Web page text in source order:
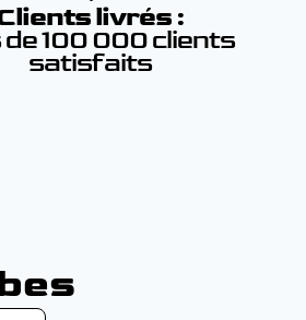
livrés :
de 100 000 clients
satisfaits